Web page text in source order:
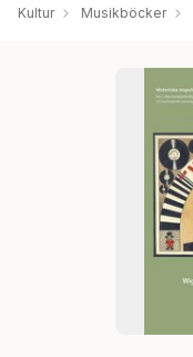
Kultur Musikböcker